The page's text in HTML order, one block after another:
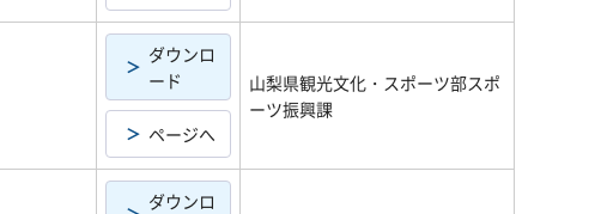
ダウンロ
ード
ページへ
山梨県観光文化・スポーツ部スポ
ーツ振興課
ダウンロ